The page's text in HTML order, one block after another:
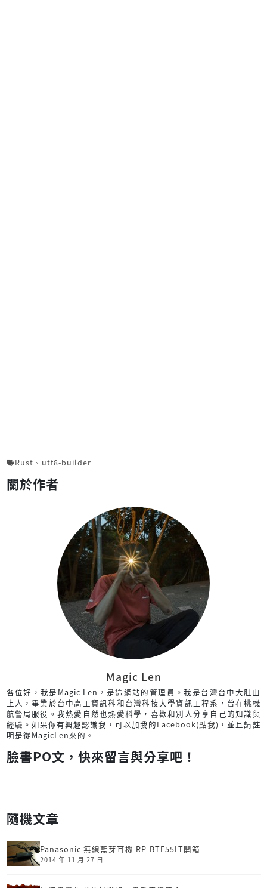
Rust 、 utf8-builder
關於作者
Magic Len
各位好，我是Magic Len，是這網站的管理員。我是台灣台中大肚山
上人，畢業於台中高工資訊科和台灣科技大學資訊工程系，曾在桃機
航警局服役。我熱愛自然也熱愛科學，喜歡和別人分享自己的知識與
經驗。如果你有興趣認識我，可以加我的Facebook(點我) ，並且請註
明是從MagicLen來的。
臉書PO文，快來留言與分享吧！
隨機文章
Panasonic 無線藍芽耳機 RP-BTE55LT開箱
2014 年 11 月 27 日